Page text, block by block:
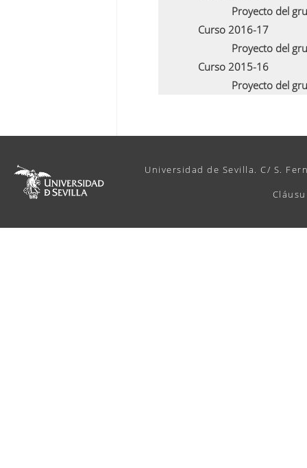
Proyecto del
Curso 2016-17
Proyecto del
Curso 2015-16
Proyecto del
Universidad de Sevilla. C/ S.